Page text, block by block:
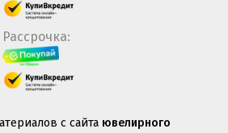
Рассрочка:
с сайта ювелирного